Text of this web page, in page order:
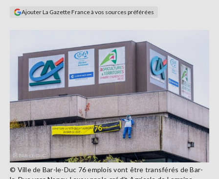
Ajouter La Gazette France à vos sources préférées
© Ville de Bar-le-Duc 76 emplois vont être transférés de Bar-